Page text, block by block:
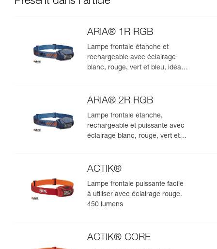
ARIA® 1R RGB
Lampe frontale étanche et
rechargeable avec éclairage
blanc, rouge, vert et bleu, idéale
ARIA® 2R RGB
Lampe frontale étanche,
rechargeable et puissante avec
éclairage blanc, rouge, vert et
625 lumens
ACTIK®
Lampe frontale puissante facile
à utiliser avec éclairage rouge.
450 lumens
ACTIK® CORE